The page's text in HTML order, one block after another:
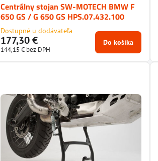
Centrálny stojan SW-MOTECH BMW F
650 GS / G 650 GS HPS.07.432.100
Dostupné u dodávateľa
177,30 €
144,15 € bez DPH
Do košíka